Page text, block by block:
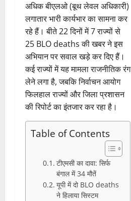
अधिक बीएलओ (बूथ लेवल अधिकारी)
लगातार भारी कार्यभार का सामना कर
रहे हैं। बीते 22 दिनों में 7 राज्यों से
25 BLO deaths की खबर ने इस
अभियान पर सवाल खड़े कर दिए हैं।
कई राज्यों में यह मामला राजनीतिक रंग
लेने लगा है, जबकि निर्वाचन आयोग
फिलहाल राज्यों और जिला प्रशासन
की रिपोर्ट का इंतजार कर रहा है।
Table of Contents
टीएमसी का दावा: सिर्फ
बंगाल में 34 मौतें
यूपी में दो BLO deaths
ने हिलाया सिस्टम